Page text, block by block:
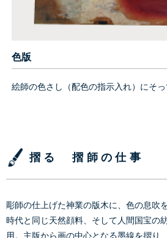
色版
絵師の色さし（配色の指示入れ）にそっ
摺る 摺師の仕事
彫師の仕上げた神業の版木に、色の息吹
時代と同じ天然顔料、そして人間国宝の
用。主版から画の中心となる墨線を摺り